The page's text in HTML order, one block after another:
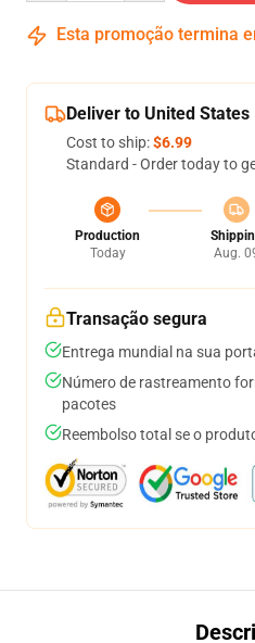
Esta promoção termina
Deliver to United States
Cost to ship:$6.99
Standard - Order today to
Production
Today
Aug.
Transação segura
Entrega mundial na sua
Número de rastreamento
pacotes
Reembolso total se o